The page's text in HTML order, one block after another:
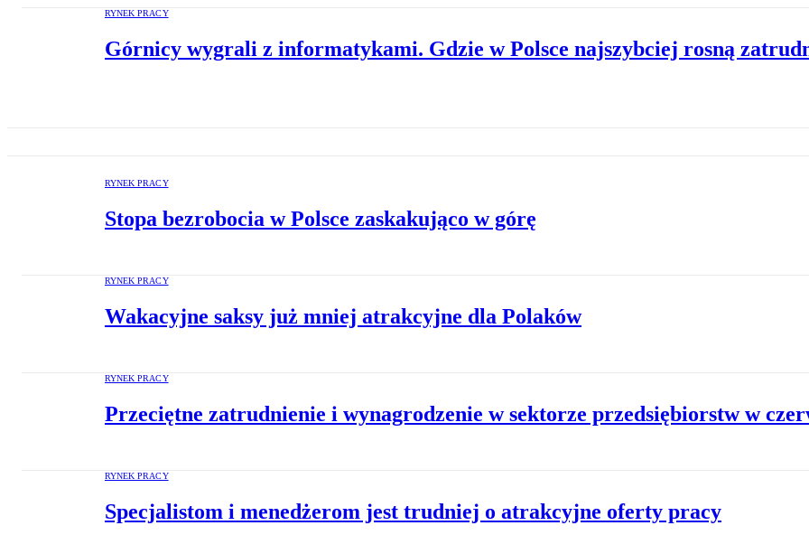
RYNEK PRACY
Górnicy wygrali z informatykami. Gdzie w Polsce najszybciej rosną
RYNEK PRACY
Stopa bezrobocia w Polsce zaskakująco w górę
RYNEK PRACY
Wakacyjne saksy już mniej atrakcyjne dla Polaków
RYNEK PRACY
Przeciętne zatrudnienie i wynagrodzenie w sektorze przedsiębiorstw w
RYNEK PRACY
Specjalistom i menedżerom jest trudniej o atrakcyjne oferty pracy